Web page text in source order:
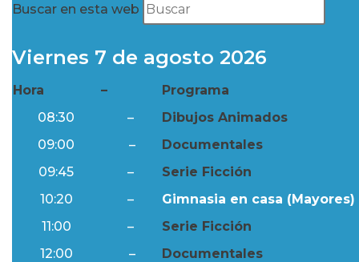
Buscar en esta web
Viernes 7 de agosto 2026
Hora –
Programa
08:30
–
Dibujos Animados
09:00
–
Documentales
09:45
–
Serie Ficción
10:20
–
Gimnasia en casa (Mayores)
11:00
–
Serie Ficción
12:00
–
Documentales